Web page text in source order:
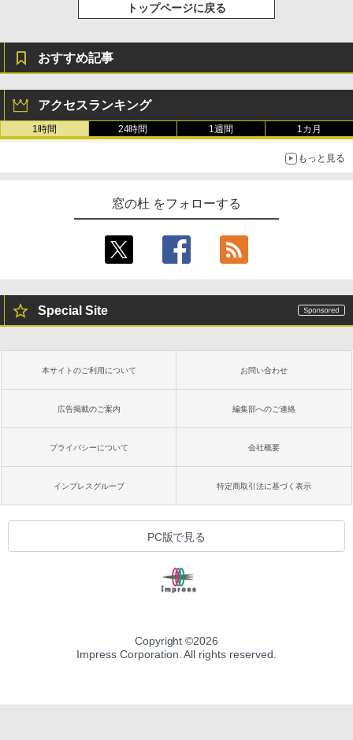
トップページに戻る
おすすめ記事
アクセスランキング
1時間 24時間 1週間 1カ月
もっと見る
窓の杜 をフォローする
Special Site
本サイトのご利用について お問い合わせ
広告掲載のご案内 編集部へのご連絡
プライバシーについて 会社概要
インプレスグループ 特定商取引法に基づく表示
PC版で見る
Copyright ©2026
Impress Corporation. All rights reserved.